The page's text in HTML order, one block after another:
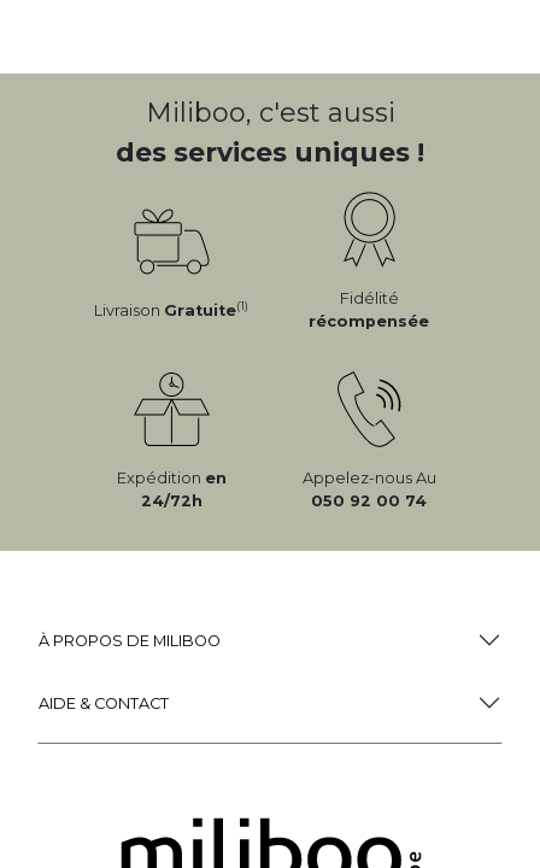
Miliboo, c'est aussi
des services uniques !
Livraison Gratuite(1)
Fidélité
récompensée
Expédition en
24/72h
Appelez-nous Au
050 92 00 74
À PROPOS DE MILIBOO
AIDE & CONTACT